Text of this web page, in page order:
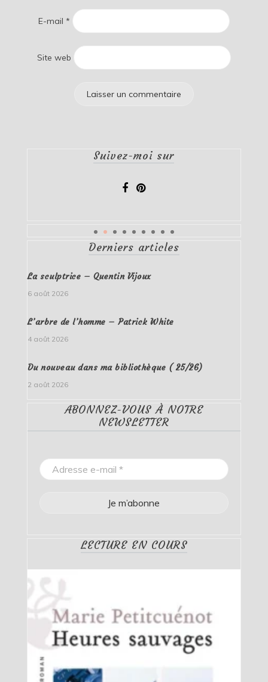
E-mail *
Site web
Suivez-moi sur
Derniers articles
La sculptrice – Quentin Vijoux
6 août 2026
L’arbre de l’homme – Patrick White
4 août 2026
Du nouveau dans ma bibliothèque ( 25/26)
2 août 2026
ABONNEZ-VOUS À NOTRE
NEWSLETTER
LECTURE EN COURS